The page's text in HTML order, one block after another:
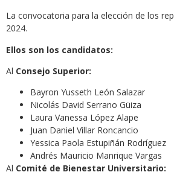
La convocatoria para la elección de los
2024.
Ellos son los candidatos:
Al Consejo Superior:
Bayron Yusseth León Salazar
Nicolás David Serrano Güiza
Laura Vanessa López Alape
Juan Daniel Villar Roncancio
Yessica Paola Estupiñán Rodríguez
Andrés Mauricio Manrique Vargas
Al Comité de Bienestar Universitario: